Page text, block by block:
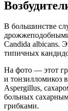
В большинстве
Candida albicans.
типичных
На фото — этот
и тонзилломикоз
Aspergillus,
больных
грибками.